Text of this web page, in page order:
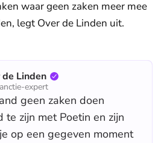
waar geen zaken meer mee
legt Over de Linden uit.
Linden
expert
geen zaken doen
te zijn met Poetin en zijn
op een gegeven moment